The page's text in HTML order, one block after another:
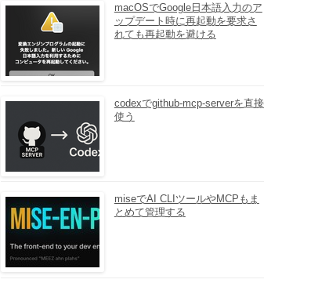
macOSでGoogle日本語入力のア
ップデート時に再起動を要求さ
れても再起動を避ける
codexでgithub-mcp-serverを直接
使う
miseでAI CLIツールやMCPもま
とめて管理する